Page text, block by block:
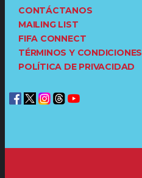
CONTÁCTANOS
MAILING LIST
FIFA CONNECT
TÉRMINOS Y CONDICIONES
POLÍTICA DE PRIVACIDAD